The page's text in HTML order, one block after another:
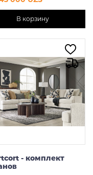
В корзину
- комплект